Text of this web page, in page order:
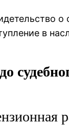
о
в
до